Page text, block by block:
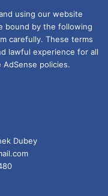
using our website
bound by the following
carefully. These terms
lawful experience for all
policies.
Dubey